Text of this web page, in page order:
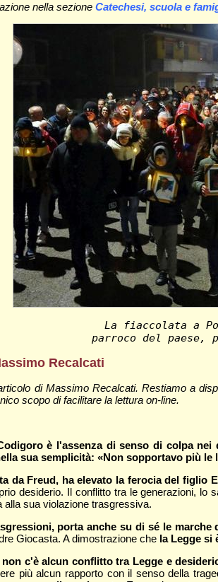
nella sezione Catechesi, scuola e
La fiaccolata a
parroco del paese,
Recalcati
di Massimo Recalcati. Restiamo a
scopo di facilitare la lettura on-line.
è l'assenza di senso di colpa
sua semplicità: «Non sopportavo più le
da Freud, ha elevato la ferocia del figlio
desiderio. Il conflitto tra le generazioni,
alla sua violazione trasgressiva.
porta anche su di sé le
Giocasta. A dimostrazione che la Legge si
c'è alcun conflitto tra Legge e
più alcun rapporto con il senso della